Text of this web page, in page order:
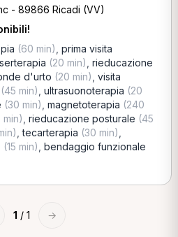
- 89866 Ricadi (VV)
(60 min) prima visita
(20 min) rieducazione
d'urto (20 min) visita
(45 min) ultrasuonoterapia (20
(30 min) magnetoterapia (240
min) rieducazione posturale (45
,tecarterapia (30 min)
(15 min) bendaggio funzionale
1 / 1 →